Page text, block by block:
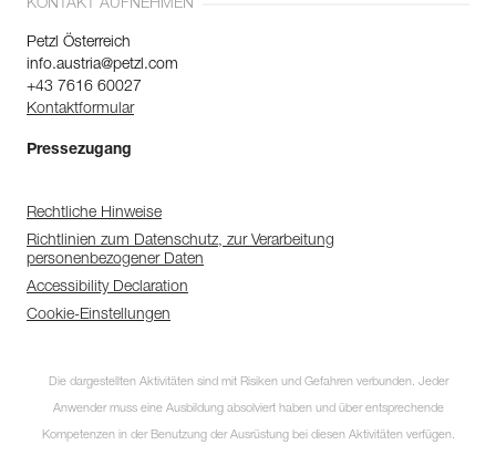
KONTAKT AUFNEHMEN
Petzl Österreich
info.austria@petzl.com
+43 7616 60027
Kontaktformular
Pressezugang
Rechtliche Hinweise
Richtlinien zum Datenschutz, zur Verarbeitung
personenbezogener Daten
Accessibility Declaration
Cookie-Einstellungen
Die dargestellten Aktivitäten sind mit Risiken und Gefahren verbunden. Jeder
Anwender muss eine Ausbildung absolviert haben und über entsprechende
Kompetenzen in der Benutzung der Ausrüstung bei diesen Aktivitäten verfügen.